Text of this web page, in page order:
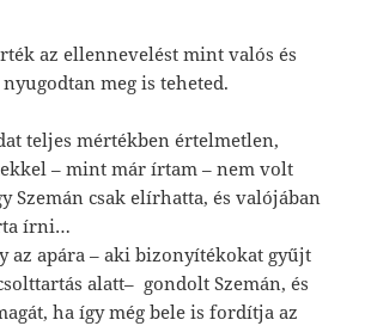
az ellennevelést mint valós és
meg is teheted.
teljes mértékben értelmetlen,
– mint már írtam – nem volt
Szemán csak elírhatta, és valójában
írni…
az apára – aki bizonyítékokat gyűjt
alatt– gondolt Szemán, és
ha így még bele is fordítja az